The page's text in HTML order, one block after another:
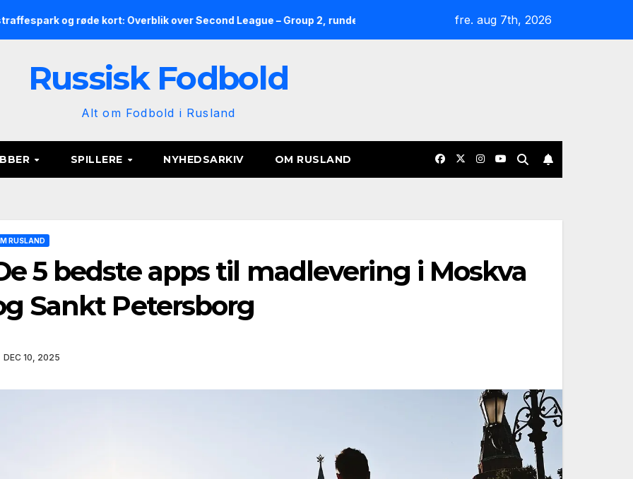
røde kort: Overblik over Second League – Group 2, runde 9 Nøgterne slagudvekslinger og sene afgørelser: Overblik
fre. aug 7th, 2026
Russisk Fodbold
Alt om Fodbold i Rusland
SPILLERE NYHEDSARKIV OM RUSLAND
RUSLAND
5 bedste apps til madlevering i Moskva
Sankt Petersborg
DEC 10, 2025